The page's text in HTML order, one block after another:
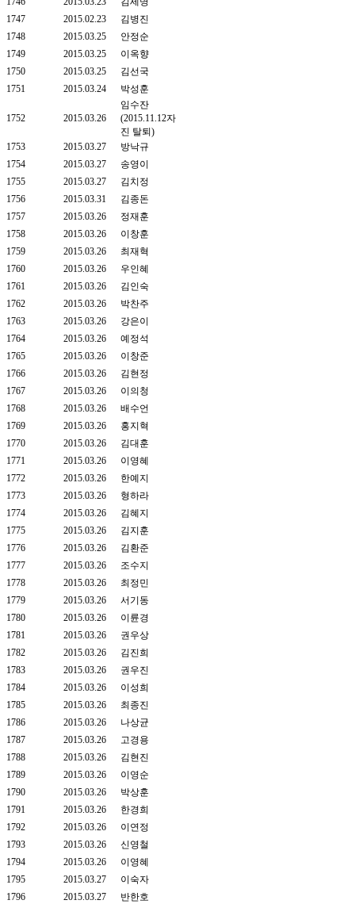
1747
2015.02.23
김병진
1748
2015.03.25
안정순
1749
2015.03.25
이옥향
1750
2015.03.25
김선국
1751
2015.03.24 박성훈
1752 2015.03.26
임수잔
(2015.11.12자
진 탈퇴)
1753
2015.03.27
방낙규
1754
2015.03.27
송영이
1755
2015.03.27
김치정
1756
2015.03.31
김종돈
1757
2015.03.26
정재훈
1758
2015.03.26
이창훈
1759
2015.03.26
최재혁
1760
2015.03.26
우인혜
1761
2015.03.26
김인숙
1762
2015.03.26
박찬주
1763
2015.03.26
강은이
1764
2015.03.26
예정석
1765
2015.03.26
이창준
1766
2015.03.26
김현정
1767
2015.03.26
이의청
1768
2015.03.26
배수언
1769
2015.03.26
홍지혁
1770
2015.03.26
김대훈
1771
2015.03.26
이영혜
1772
2015.03.26
한예지
1773
2015.03.26
형하라
1774
2015.03.26
김혜지
1775
2015.03.26
김지훈
1776
2015.03.26
김환준
1777
2015.03.26
조수지
1778
2015.03.26
최정민
1779
2015.03.26
서기동
1780
2015.03.26
이륜경
1781
2015.03.26
권우상
1782
2015.03.26
김진희
1783
2015.03.26
권우진
1784
2015.03.26
이성희
1785
2015.03.26
최종진
1786
2015.03.26
나상균
1787
2015.03.26
고경용
1788
2015.03.26
김현진
1789
2015.03.26
이영순
1790
2015.03.26
박상훈
1791
2015.03.26
한경희
1792
2015.03.26
이연정
1793
2015.03.26
신영철
1794
2015.03.26
이영혜
1795
2015.03.27
이숙자
1796
2015.03.27
반한호